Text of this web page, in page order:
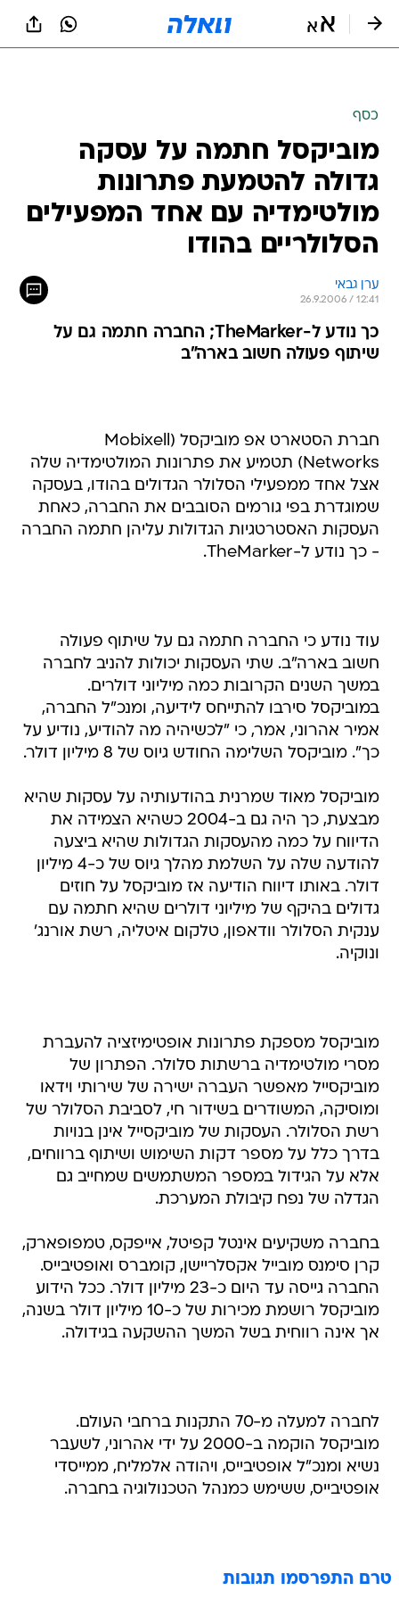
כסף
מוביקסל חתמה על עסקה
גדולה להטמעת פתרונות
מולטימדיה עם אחד המפעילים
הסלולריים בהודו
ערן גבאי
26.9.2006 / 12:41
כך נודע ל-TheMarker; החברה חתמה גם על
שיתוף פעולה חשוב בארה"ב
חברת הסטארט אפ מוביקסל (Mobixell
Networks) תטמיע את פתרונות המולטימדיה שלה
אצל אחד ממפעילי הסלולר הגדולים בהודו, בעסקה
שמוגדרת בפי גורמים הסובבים את החברה, כאחת
העסקות האסטרטגיות הגדולות עליהן חתמה החברה
- כך נודע ל-TheMarker.
עוד נודע כי החברה חתמה גם על שיתוף פעולה
חשוב בארה"ב. שתי העסקות יכולות להניב לחברה
במשך השנים הקרובות כמה מיליוני דולרים.
במוביקסל סירבו להתייחס לידיעה, ומנכ"ל החברה,
אמיר אהרוני, אמר, כי "לכשיהיה מה להודיע, נודיע על
כך". מוביקסל השלימה החודש גיוס של 8 מיליון דולר.
מוביקסל מאוד שמרנית בהודעותיה על עסקות שהיא
מבצעת, כך היה גם ב-2004 כשהיא הצמידה את
הדיווח על כמה מהעסקות הגדולות שהיא ביצעה
להודעה שלה על השלמת מהלך גיוס של כ-4 מיליון
דולר. באותו דיווח הודיעה אז מוביקסל על חוזים
גדולים בהיקף של מיליוני דולרים שהיא חתמה עם
ענקית הסלולר וודאפון, טלקום איטליה, רשת אורנג'
ונוקיה.
מוביקסל מספקת פתרונות אופטימיזציה להעברת
מסרי מולטימדיה ברשתות סלולר. הפתרון של
מוביקסייל מאפשר העברה ישירה של שירותי וידאו
ומוסיקה, המשודרים בשידור חי, לסביבת הסלולר של
רשת הסלולר. העסקות של מוביקסייל אינן בנויות
בדרך כלל על מספר דקות השימוש ושיתוף ברווחים,
אלא על הגידול במספר המשתמשים שמחייב גם
הגדלה של נפח קיבולת המערכת.
בחברה משקיעים אינטל קפיטל, אייפקס, טמפופארק,
קרן סימנס מובייל אקסלריישן, קומברס ואופטיבייס.
החברה גייסה עד היום כ-23 מיליון דולר. ככל הידוע
מוביקסל רושמת מכירות של כ-10 מיליון דולר בשנה,
אך אינה רווחית בשל המשך ההשקעה בגידולה.
לחברה למעלה מ-70 התקנות ברחבי העולם.
מוביקסל הוקמה ב-2000 על ידי אהרוני, לשעבר
נשיא ומנכ"ל אופטיבייס, ויהודה אלמליח, ממייסדי
אופטיבייס, ששימש כמנהל הטכנולוגיה בחברה.
טרם התפרסמו תגובות